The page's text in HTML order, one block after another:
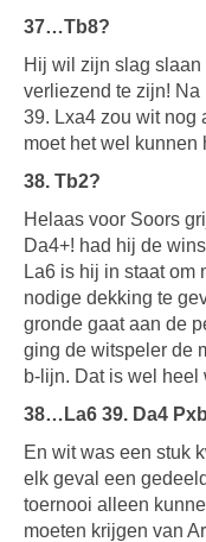
37…Tb8?
Hij wil zijn slag
verliezend te zijn!
39. Lxa4 zou wit nog
moet het wel kunnen
38. Tb2?
Helaas voor Soors
Da4+! had hij de
La6 is hij in staat om
nodige dekking te
gronde gaat aan de
ging de witspeler de
b-lijn. Dat is wel
38…La6 39. Da4
En wit was een stuk
elk geval een
toernooi alleen
moeten krijgen van